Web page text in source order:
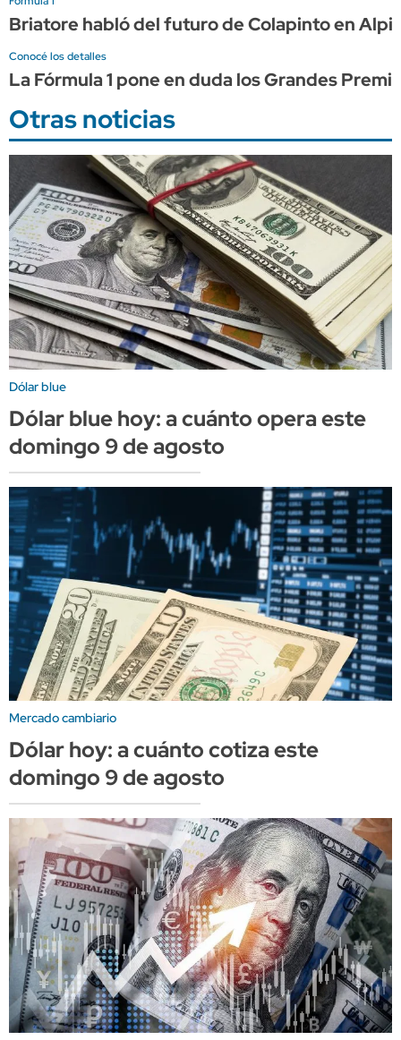
Briatore habló del futuro de Colapinto en
Conocé los detalles
La Fórmula 1 pone en duda los Grandes
Otras noticias
Dólar blue
Dólar blue hoy: a cuánto opera este
domingo 9 de agosto
Mercado cambiario
Dólar hoy: a cuánto cotiza este
domingo 9 de agosto